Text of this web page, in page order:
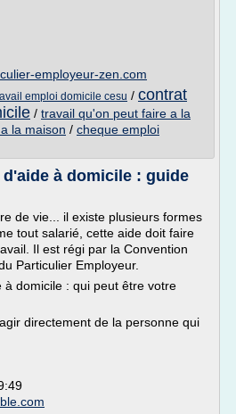
employeur-zen.com
emploi domicile cesu / contrat
/ travail qu'on peut faire a la
la maison / cheque emploi
à domicile : guide
de vie... il existe plusieurs formes
tout salarié, cette aide doit faire
Il est régi par la Convention
Particulier Employeur.
domicile : qui peut être votre
directement de la personne qui